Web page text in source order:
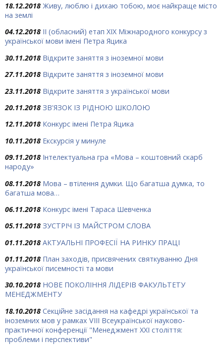
18.12.2018 Живу, люблю і дихаю тобою, моє найкраще місто
на землі
04.12.2018 ІІ (обласний) етап ХІХ Міжнародного конкурсу з
української мови імені Петра Яцика
30.11.2018 Відкрите заняття з іноземної мови
27.11.2018 Відкрите заняття з іноземної мови
23.11.2018 Відкрите заняття з української мови
20.11.2018 ЗВ'ЯЗОК ІЗ РІДНОЮ ШКОЛОЮ
12.11.2018 Конкурс імені Петра Яцика
10.11.2018 Екскурсія у минуле
09.11.2018 Інтелектуальна гра «Мова – коштовний скарб
народу»
08.11.2018 Мова – втілення думки. Що багатша думка, то
багатша мова…
06.11.2018 Конкурс імені Тараса Шевченка
05.11.2018 ЗУСТРІЧ ІЗ МАЙСТРОМ СЛОВА
01.11.2018 АКТУАЛЬНІ ПРОФЕСІЇ НА РИНКУ ПРАЦІ
01.11.2018 План заходів, присвячених святкуванню Дня
української писемності та мови
30.10.2018 НОВЕ ПОКОЛІННЯ ЛІДЕРІВ ФАКУЛЬТЕТУ
МЕНЕДЖМЕНТУ
18.10.2018 Секційне засідання на кафедрі української та
іноземних мов у рамках VІІІ Всеукраїнської науково-
практичної конференції "Менеджмент ХХІ століття:
проблеми і перспективи"